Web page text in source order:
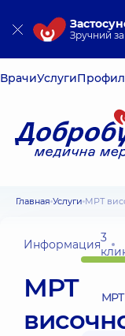
Зручний
ВрачиУслуги
Главная Услуги МРТ
Информация3
МРТ